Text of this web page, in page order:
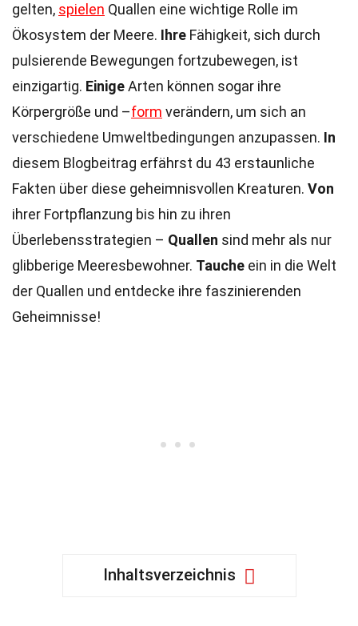
gelten, spielen Quallen eine wichtige Rolle im
Ökosystem der Meere. Ihre Fähigkeit, sich durch
pulsierende Bewegungen fortzubewegen, ist
einzigartig. EinigeArten können sogar ihre
Körpergröße und –form verändern, um sich an
verschiedene Umweltbedingungen anzupassen. In
diesem Blogbeitrag erfährst du 43 erstaunliche
Fakten über diese geheimnisvollen Kreaturen. Von
ihrer Fortpflanzung bis hin zu ihren
Überlebensstrategien – Quallen sind mehr als nur
glibberige Meeresbewohner. Tauche ein in die Welt
der Quallen und entdecke ihre faszinierenden
Geheimnisse!
Inhaltsverzeichnis